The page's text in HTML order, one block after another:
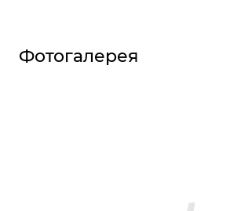
Фотогалерея